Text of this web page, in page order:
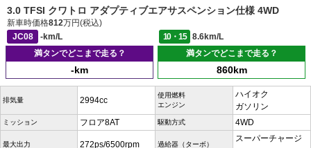
3.0 TFSI クワトロ アダプティブエアサスペンション仕様 4WD
新車時価格812万円(税込)
JC08
-km/L 10・15
8.6km/L
満タンでどこまで走る？
-km
満タンでどこまで走る？
860km
排気量 2994cc
使用燃料
エンジン
ハイオク
ガソリン
ミッション フロア8AT 駆動方式 4WD
最大出力 272ps/6500rpm 過給器（ターボ）
スーパーチャージ